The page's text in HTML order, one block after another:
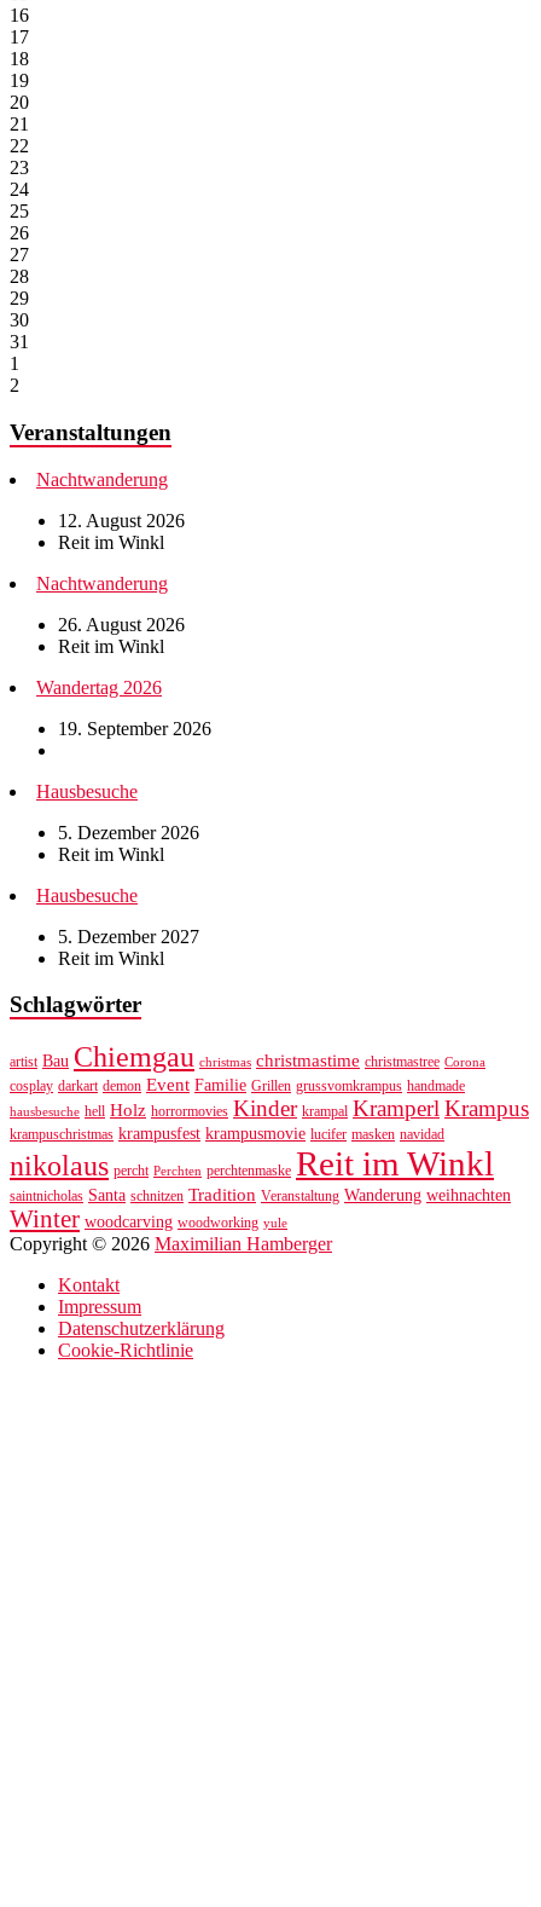
16
17
18
19
20
21
22
23
24
25
26
27
28
29
30
31
1
2
Veranstaltungen
Nachtwanderung
12. August 2026
Reit im Winkl
Nachtwanderung
26. August 2026
Reit im Winkl
Wandertag 2026
19. September 2026
Hausbesuche
5. Dezember 2026
Reit im Winkl
Hausbesuche
5. Dezember 2027
Reit im Winkl
Schlagwörter
artist Bau Chiemgau christmas christmastime christmastree Corona
cosplay darkart demon Event Familie Grillen grussvomkrampus handmade
hausbesuche hell Holz horrormovies Kinder krampal Kramperl Krampus
krampuschristmas krampusfest krampusmovie lucifer masken navidad
nikolaus percht Perchten perchtenmaske Reit im Winkl
saintnicholas Santa schnitzen Tradition Veranstaltung Wanderung weihnachten
Winter woodcarving woodworking yule
Copyright © 2026 Maximilian Hamberger
Kontakt
Impressum
Datenschutzerklärung
Cookie-Richtlinie